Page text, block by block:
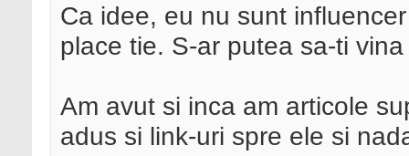
Ca idee, eu nu sunt
place tie. S-ar putea sa-ti
Am avut si inca am articole
adus si link-uri spre ele si